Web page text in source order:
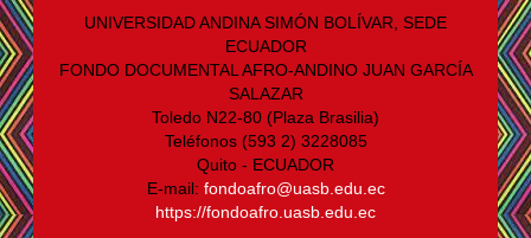
UNIVERSIDAD ANDINA SIMÓN BOLÍVAR, SEDE
ECUADOR
FONDO DOCUMENTAL AFRO-ANDINO JUAN GARCÍA
SALAZAR
Toledo N22-80 (Plaza Brasilia)
Teléfonos (593 2) 3228085
Quito - ECUADOR
E-mail: fondoafro@uasb.edu.ec
https://fondoafro.uasb.edu.ec